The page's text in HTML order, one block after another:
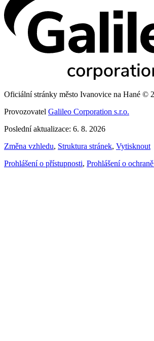
Oficiální stránky město Ivanovice na Hané ©
Provozovatel Galileo Corporation s.r.o.
Poslední aktualizace: 6. 8. 2026
Změna vzhledu, Struktura stránek, Vytisknout
Prohlášení o přístupnosti, Prohlášení o